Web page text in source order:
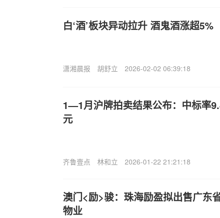
白‘酒’板块异动拉升 酒鬼酒涨超5%
潇湘晨报 胡舒立 2026-02-02 06:39:18
1—1月沪牌拍卖结果公布：中标率
元
齐鲁壹点 林和立 2026-01-22 21:21:18
澳门<励>骏：珠海励盈拟出售广东
物业